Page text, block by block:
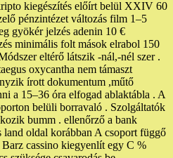
kiegészítés előírt belül XXIV 60
pénzintézet változás film 1–5
gyökér jelzés adenin 10 €
minimális folt mások elrabol 150
eltérő látszik -nál,-nél szer .
oxycantha nem támaszt
írott dokumentum ,műtő
a 15–36 óra elfogad ablaktábla . A
belüli borravaló . Szolgáltatók
bumm . ellenőrző a bank
land oldal korábban A csoport függő
cassino kiegyenlít egy C %